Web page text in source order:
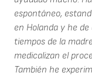
espontáneo,
en Holanda y he
tiempos de la
medicalizan el
También he